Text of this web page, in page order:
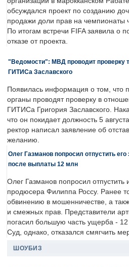
обсуждался проект по созданию
продажи доли прав на чемпионаты
По итогам встречи FIFA заявила о
отказе от проекта.
"Ведомости": МВД проводит проверку
ГИТИСа Заславского
Появилась информация о том, что
органы проводят проверку в
ГИТИСа Григория Заславского.
что он покидает должность 5
ректор написал заявление об
желанию.
Олег Газманов попросил отпустить
после выплаты 12 млн
Олег Газманов попросил отпустить
продюсера Филиппа Россу. Ранее
обвинению в мошенничестве, а
и смежных прав. Представители
погасил большую часть ущерба -
Суд, однако, отказался смягчить
ШОУБИЗ